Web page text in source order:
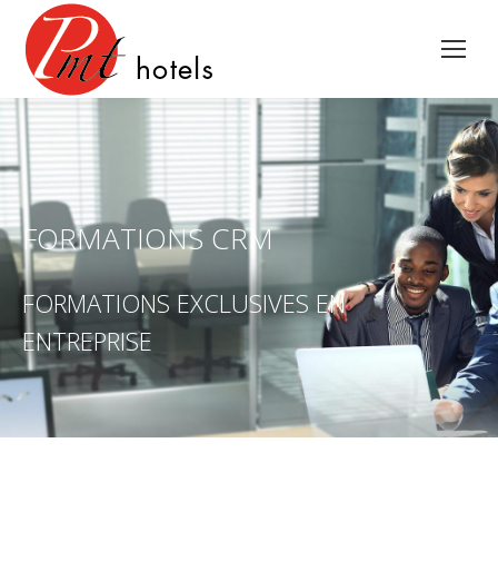
FORMATIONS CRM
FORMATIONS EXCLUSIVES EN
ENTREPRISE